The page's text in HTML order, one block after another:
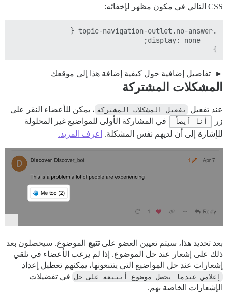
CSS التالي في مكون مظهر لإخفائه:
}
تفاصيل إضافية حول كيفية إضافة هذا إلى موقعك
المشكلات المشتركة
عند تفعيل تفعيل المشكلات المشتركة ، يمكن للأعضاء النقر على
زر
أنا أيضاً
في المشاركة الأولى للمواضيع غير المحلولة
للإشارة إلى أن لديهم نفس المشكلة.
اعرف المزيد.
بعد تحديد هذا، سيتم تعيين العضو علىتتبع الموضوع. سيحصلون بعد
ذلك على إشعار عند حل الموضوع. إذا لم يرغب الأعضاء في تلقي
إشعارات عند حل المواضيع التي يتتبعونها، يمكنهم تعطيل إعداد
إعلامي عندما يحصل موضوع أتتبعه على حل في تفضيلات
الإشعارات الخاصة بهم.